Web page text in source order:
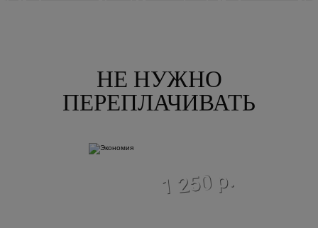
НЕ НУЖНО
ПЕРЕПЛАЧИВАТЬ
1 250 р.